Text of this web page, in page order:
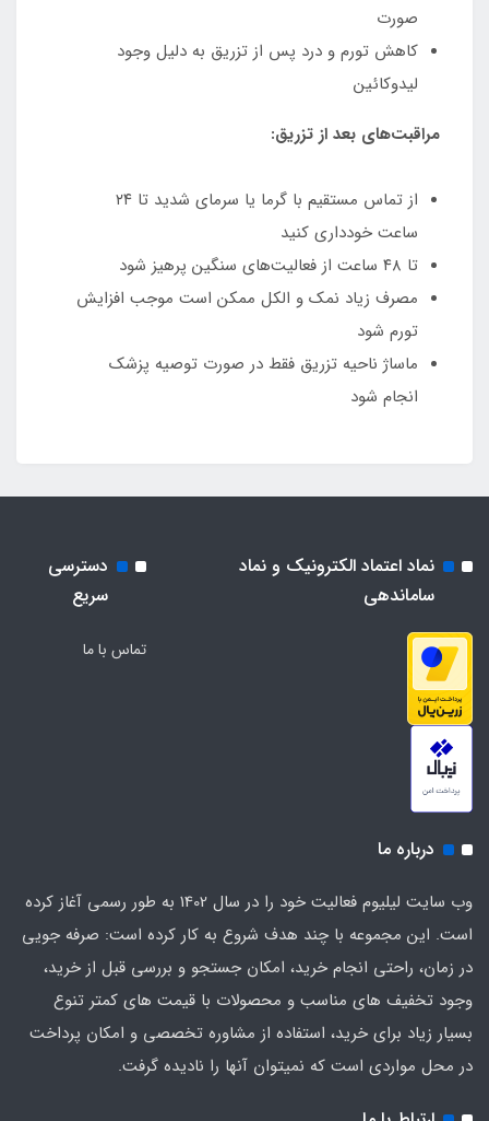
صورت
کاهش تورم و درد پس از تزریق به دلیل وجود
لیدوکائین
مراقبت‌های بعد از تزریق:
از تماس مستقیم با گرما یا سرمای شدید تا ۲۴
ساعت خودداری کنید
تا ۴۸ ساعت از فعالیت‌های سنگین پرهیز شود
مصرف زیاد نمک و الکل ممکن است موجب افزایش
تورم شود
ماساژ ناحیه تزریق فقط در صورت توصیه پزشک
انجام شود
نماد اعتماد الکترونیک و نماد
ساماندهی
دسترسی
سریع
تماس با ما
درباره ما
وب سایت لیلیوم فعالیت خود را در سال 1402 به طور رسمی آغاز کرده
است. این مجموعه با چند هدف شروع به کار کرده است: صرفه جویی
در زمان، راحتی انجام خرید، امکان جستجو و بررسی قبل از خرید،
وجود تخفیف های مناسب و محصولات با قیمت های کمتر تنوع
بسیار زیاد برای خرید، استفاده از مشاوره تخصصی و امکان پرداخت
در محل مواردی است که نمیتوان آنها را نادیده گرفت.